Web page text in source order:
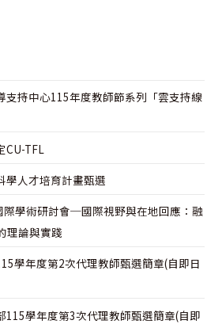
支持中心115年度教師節系列「雲支持線
CU-TFL
學人才培育計畫甄選
際學術研討會─國際視野與在地回應：融
理論與實踐
學年度第2次代理教師甄選簡章(自即日
115學年度第3次代理教師甄選簡章(自即